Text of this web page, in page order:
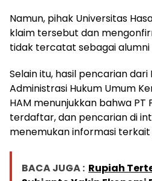
Namun, pihak Universitas
klaim tersebut dan
tidak tercatat sebagai alumni
Selain itu, hasil pencarian
Administrasi Hukum Umum
HAM menunjukkan bahwa
terdaftar, dan pencarian di
menemukan informasi
BACA JUGA : Rupiah